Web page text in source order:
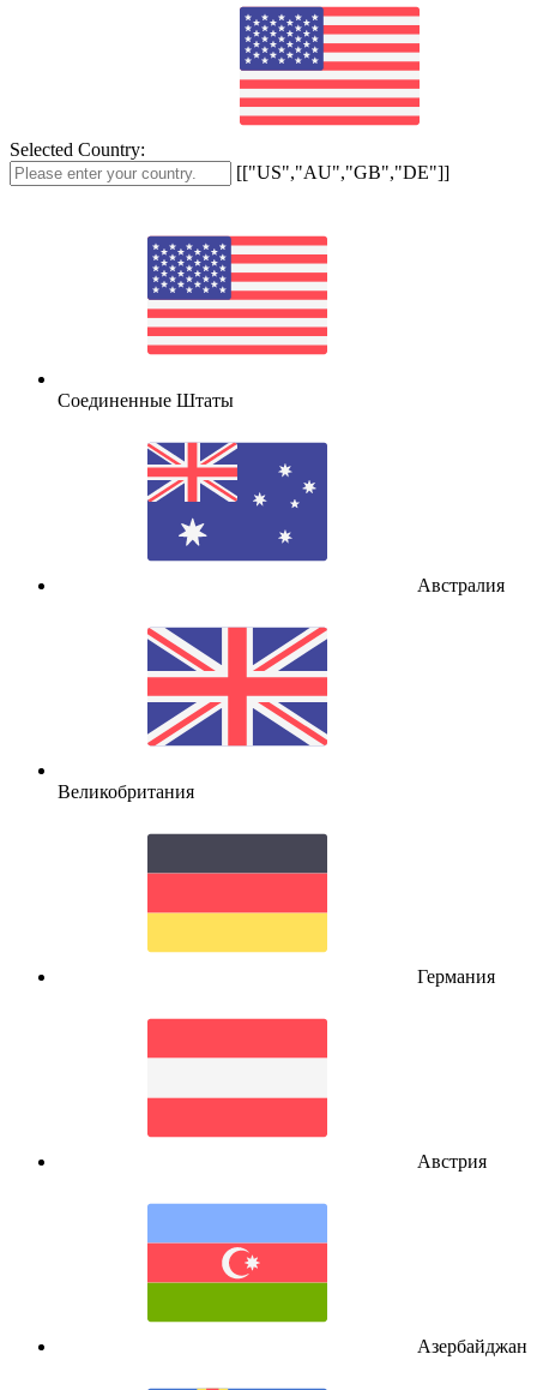
Selected Country:
[["US","AU","GB","DE"]]
Соединенные Штаты
Австралия
Великобритания
Германия
Австрия
Азербайджан